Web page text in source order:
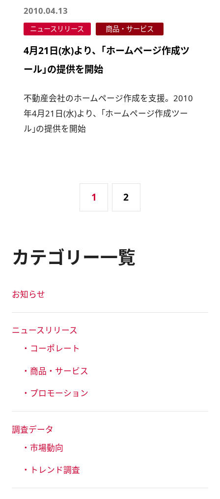
2010.04.13
ニュースリリース 商品・サービス
4月21日(水)より、｢ホームページ作成ツ
ール｣の提供を開始
不動産会社のホームページ作成を支援。2010
年4月21日(水)より、｢ホームページ作成ツー
ル｣の提供を開始
1 2
カテゴリー一覧
お知らせ
ニュースリリース
・コーポレート
・商品・サービス
・プロモーション
調査データ
・市場動向
・トレンド調査